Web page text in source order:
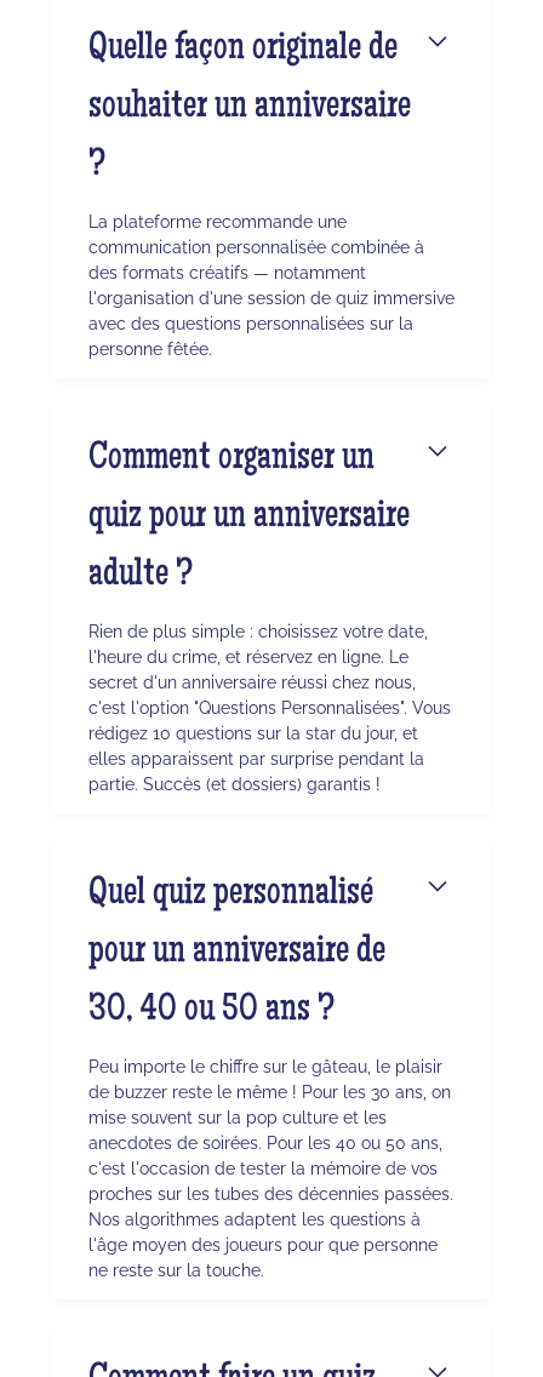
Quelle façon originale de
souhaiter un anniversaire
?
La plateforme recommande une
communication personnalisée combinée à
des formats créatifs — notamment
l'organisation d'une session de quiz immersive
avec des questions personnalisées sur la
personne fêtée.
Comment organiser un
quiz pour un anniversaire
adulte ?
Rien de plus simple : choisissez votre date,
l'heure du crime, et réservez en ligne. Le
secret d'un anniversaire réussi chez nous,
c'est l'option "Questions Personnalisées". Vous
rédigez 10 questions sur la star du jour, et
elles apparaissent par surprise pendant la
partie. Succès (et dossiers) garantis !
Quel quiz personnalisé
pour un anniversaire de
30, 40 ou 50 ans ?
Peu importe le chiffre sur le gâteau, le plaisir
de buzzer reste le même ! Pour les 30 ans, on
mise souvent sur la pop culture et les
anecdotes de soirées. Pour les 40 ou 50 ans,
c'est l'occasion de tester la mémoire de vos
proches sur les tubes des décennies passées.
Nos algorithmes adaptent les questions à
l'âge moyen des joueurs pour que personne
ne reste sur la touche.